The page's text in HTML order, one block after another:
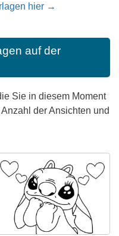
hier →
auf der
Sie in diesem Moment
der Ansichten und